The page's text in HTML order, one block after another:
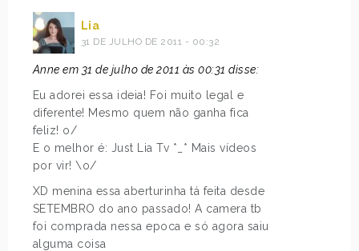
Lia
31 DE JULHO DE 2011 - 00:32
Anne em 31 de julho de 2011 às 00:31 disse:
Eu adorei essa ideia! Foi muito legal e
diferente! Mesmo quem não ganha fica
feliz! o/
E o melhor é: Just Lia Tv *_* Mais vídeos
por vir! \o/
XD menina essa aberturinha tá feita desde
SETEMBRO do ano passado! A camera tb
foi comprada nessa epoca e só agora saiu
alguma coisa